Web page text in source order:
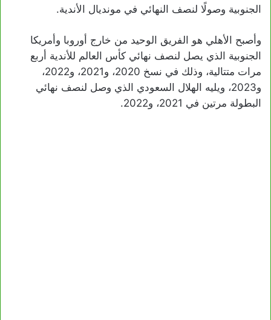
الجنوبية ‏وصولًا لنصف النهائي في مونديال الأندية.
وأصبح الأهلي هو الفريق الوحيد من خارج أوروبا وأمريكا
الجنوبية الذي يصل لنصف نهائي كأس العالم للأندية أربع
مرات متتالية، وذلك في نسخ 2020، و2021، و2022،
و2023، ويليه ‏الهلال السعودي الذي وصل لنصف نهائي
البطولة مرتين في 2021، و2022.